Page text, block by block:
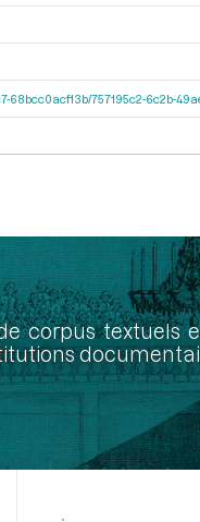
68bcc0acf13b/757195c2-6c2b-
corpus textuels